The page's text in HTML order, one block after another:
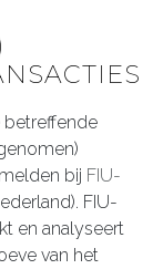
betreffende
bij FIU-
FIU-
en analyseert
van het